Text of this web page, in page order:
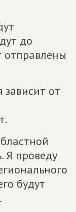
до
отправлены
зависит от
Я проведу
будут